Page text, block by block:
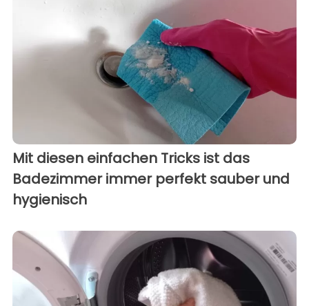
Mit diesen einfachen Tricks ist das
Badezimmer immer perfekt sauber und
hygienisch